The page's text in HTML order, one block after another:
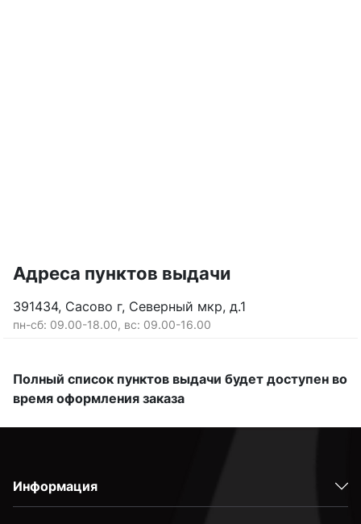
Адреса пунктов выдачи
391434, Сасово г, Северный мкр, д.1
пн-сб: 09.00-18.00, вс: 09.00-16.00
Полный список пунктов выдачи будет доступен во
время оформления заказа
Информация